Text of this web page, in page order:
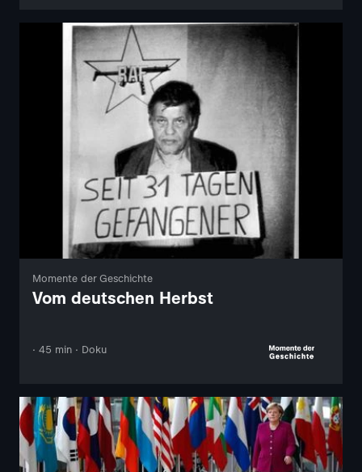
Momente der Geschichte
Vom deutschen Herbst
· 45 min · Doku